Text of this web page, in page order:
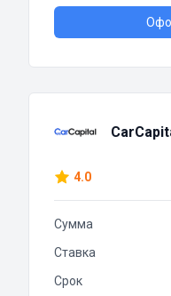
4.0
Сумма
Ставка
Срок